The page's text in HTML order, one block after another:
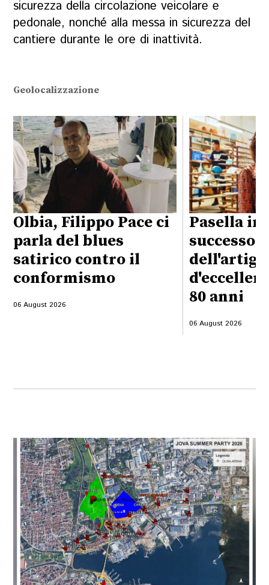
sicurezza della circolazione veicolare e
pedonale, nonché alla messa in sicurezza del
cantiere durante le ore di inattività.
Geolocalizzazione
Olbia, Filippo Pace ci
parla del blues
satirico contro il
conformismo
06 August 2026
Pasella in
successo
80 anni
06 August 2026